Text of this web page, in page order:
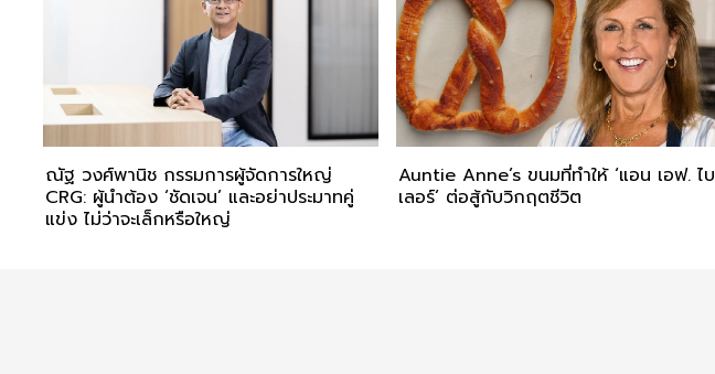
ณัฐ วงศ์พานิช กรรมการผู้จัดการใหญ่
CRG: ผู้นำต้อง ‘ชัดเจน’ และอย่าประมาทคู่
แข่ง ไม่ว่าจะเล็กหรือใหญ่
Auntie Anne’s ขนมที่ทำให้ ‘แอน เอฟ. ไบ
เลอร์’ ต่อสู้กับวิกฤตชีวิต